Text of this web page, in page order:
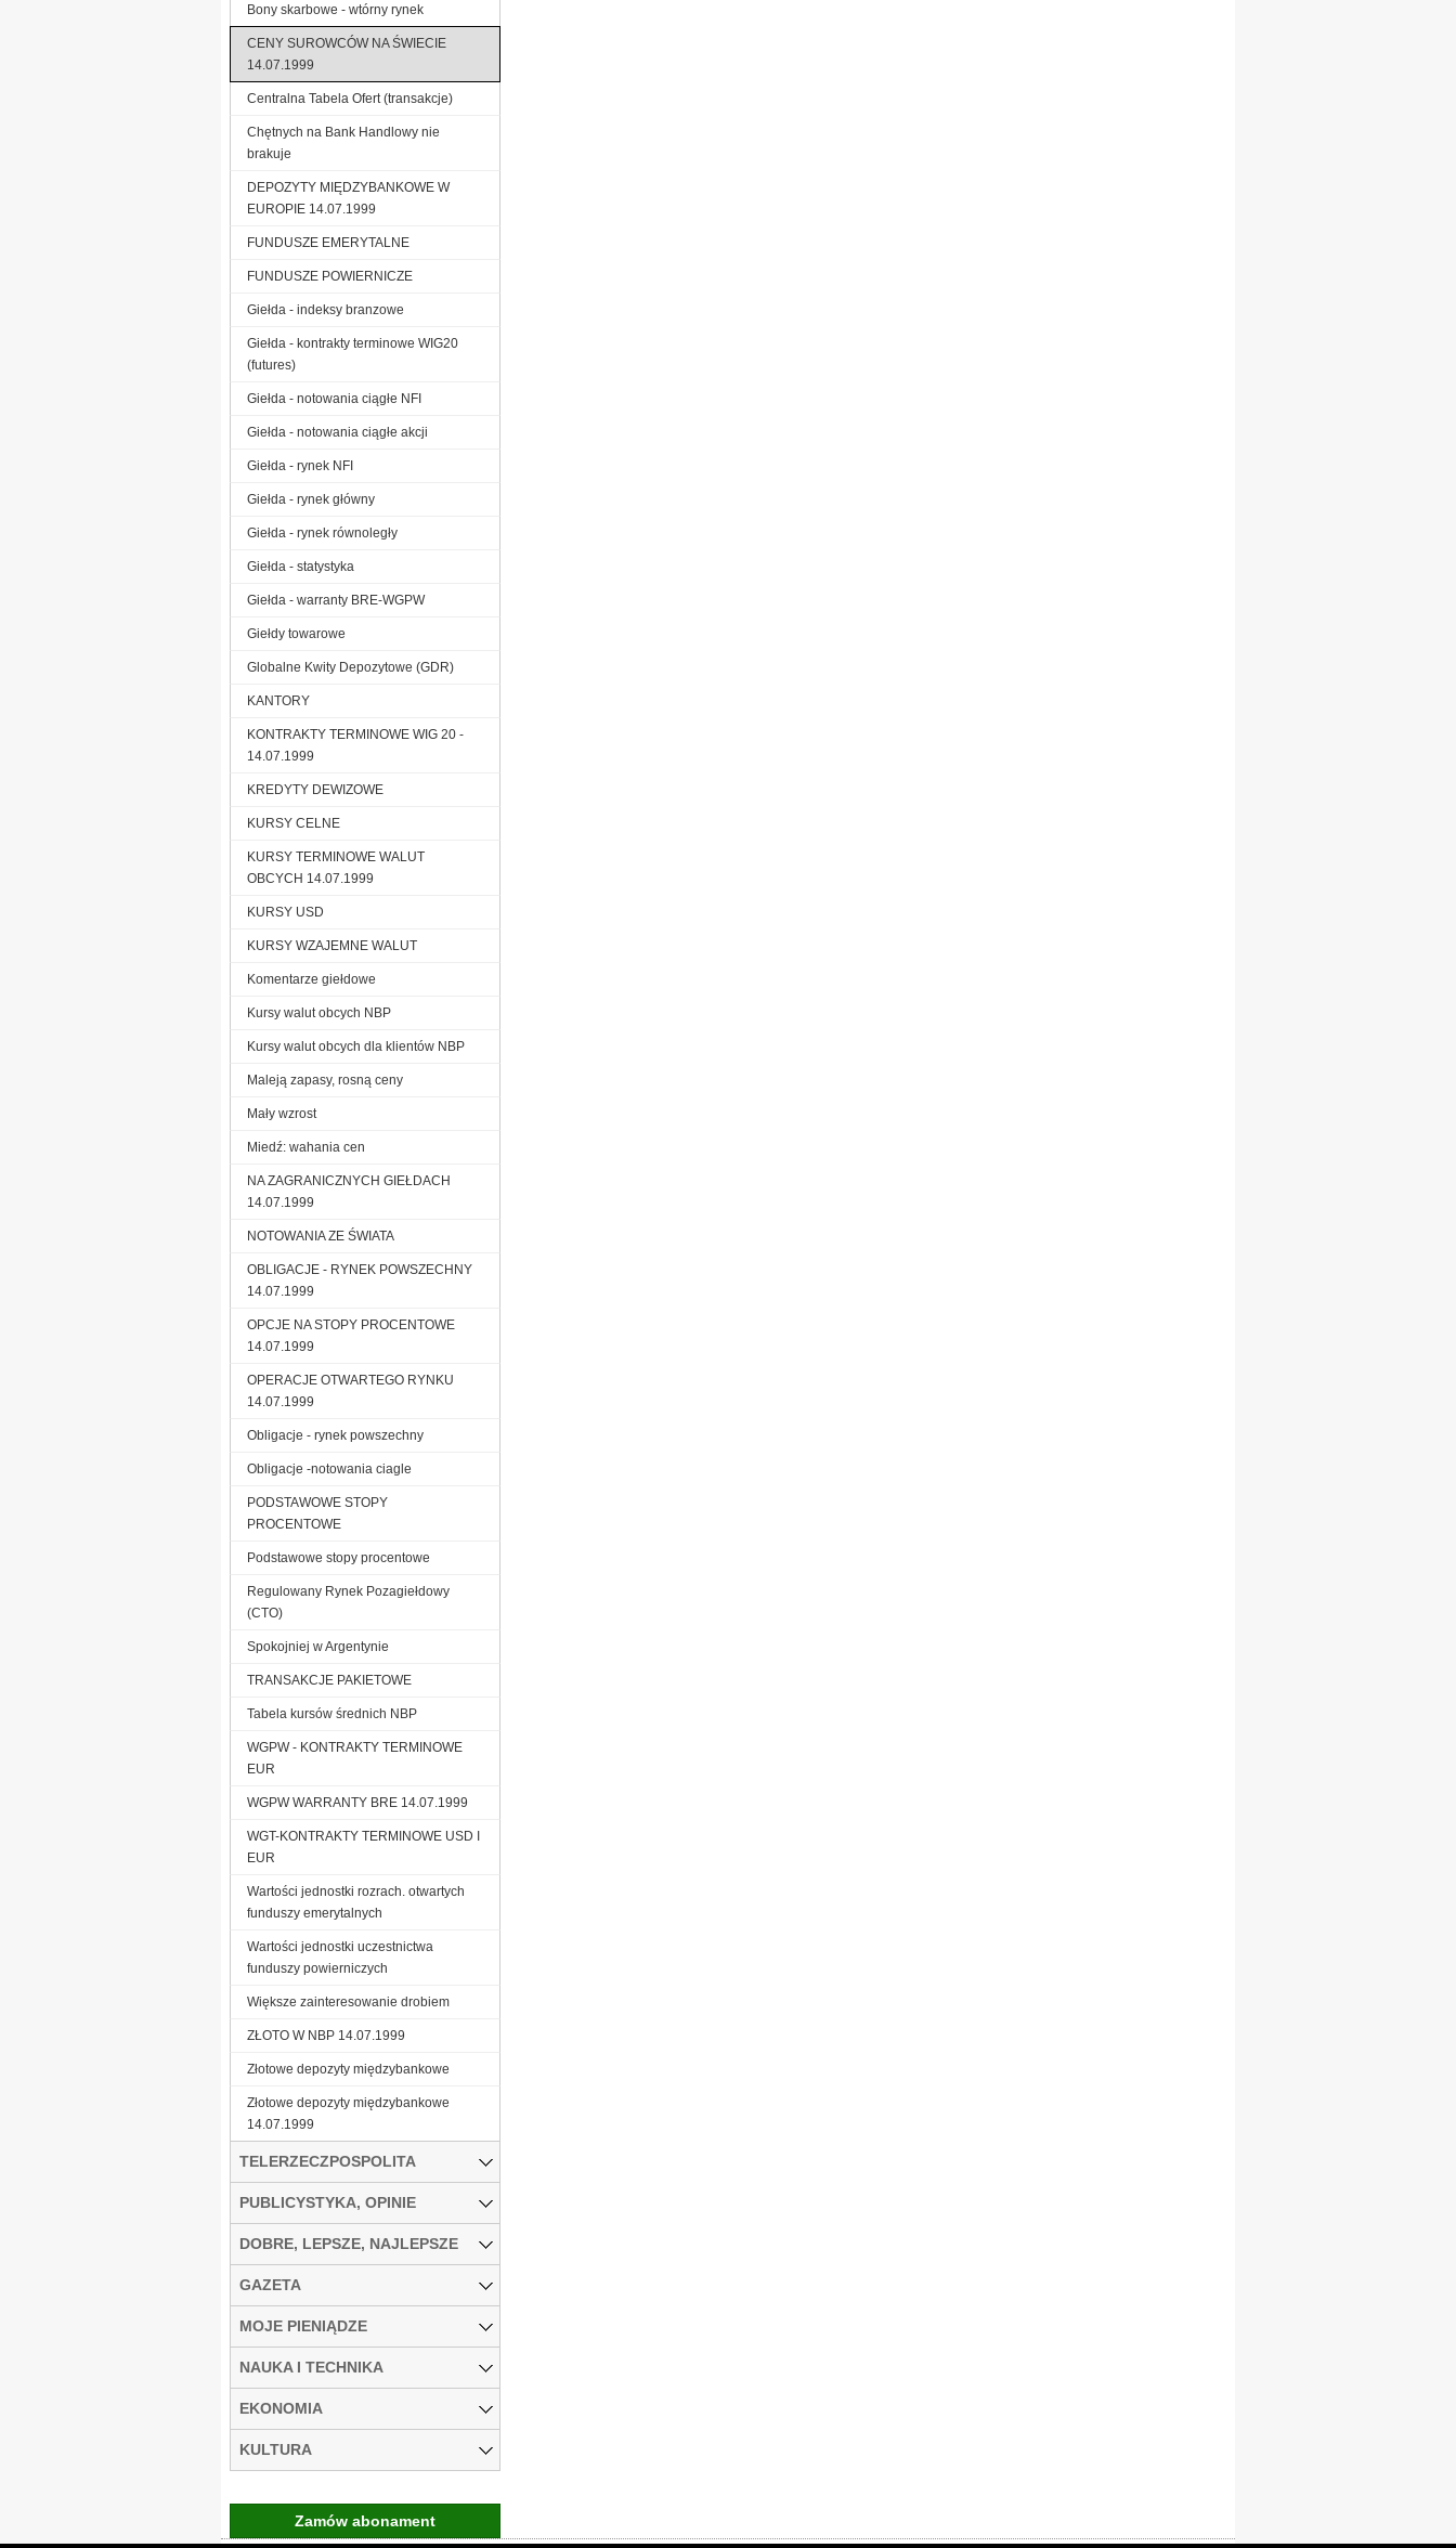
Bony skarbowe - wtórny rynek
CENY SUROWCÓW NA ŚWIECIE
14.07.1999
Centralna Tabela Ofert (transakcje)
Chętnych na Bank Handlowy nie
brakuje
DEPOZYTY MIĘDZYBANKOWE W
EUROPIE 14.07.1999
FUNDUSZE EMERYTALNE
FUNDUSZE POWIERNICZE
Giełda - indeksy branzowe
Giełda - kontrakty terminowe WIG20
(futures)
Giełda - notowania ciągłe NFI
Giełda - notowania ciągłe akcji
Giełda - rynek NFI
Giełda - rynek główny
Giełda - rynek równoległy
Giełda - statystyka
Giełda - warranty BRE-WGPW
Giełdy towarowe
Globalne Kwity Depozytowe (GDR)
KANTORY
KONTRAKTY TERMINOWE WIG 20 -
14.07.1999
KREDYTY DEWIZOWE
KURSY CELNE
KURSY TERMINOWE WALUT
OBCYCH 14.07.1999
KURSY USD
KURSY WZAJEMNE WALUT
Komentarze giełdowe
Kursy walut obcych NBP
Kursy walut obcych dla klientów NBP
Maleją zapasy, rosną ceny
Mały wzrost
Miedź: wahania cen
NA ZAGRANICZNYCH GIEŁDACH
14.07.1999
NOTOWANIA ZE ŚWIATA
OBLIGACJE - RYNEK POWSZECHNY
14.07.1999
OPCJE NA STOPY PROCENTOWE
14.07.1999
OPERACJE OTWARTEGO RYNKU
14.07.1999
Obligacje - rynek powszechny
Obligacje -notowania ciagle
PODSTAWOWE STOPY
PROCENTOWE
Podstawowe stopy procentowe
Regulowany Rynek Pozagiełdowy
(CTO)
Spokojniej w Argentynie
TRANSAKCJE PAKIETOWE
Tabela kursów średnich NBP
WGPW - KONTRAKTY TERMINOWE
EUR
WGPW WARRANTY BRE 14.07.1999
WGT-KONTRAKTY TERMINOWE USD I
EUR
Wartości jednostki rozrach. otwartych
funduszy emerytalnych
Wartości jednostki uczestnictwa
funduszy powierniczych
Większe zainteresowanie drobiem
ZŁOTO W NBP 14.07.1999
Złotowe depozyty międzybankowe
Złotowe depozyty międzybankowe
14.07.1999
TELERZECZPOSPOLITA
PUBLICYSTYKA, OPINIE
DOBRE, LEPSZE, NAJLEPSZE
GAZETA
MOJE PIENIĄDZE
NAUKA I TECHNIKA
EKONOMIA
KULTURA
Zamów abonament